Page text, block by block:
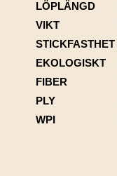
LÖPLÄNGD
VIKT
STICKFASTHET
EKOLOGISKT
FIBER
PLY
WPI